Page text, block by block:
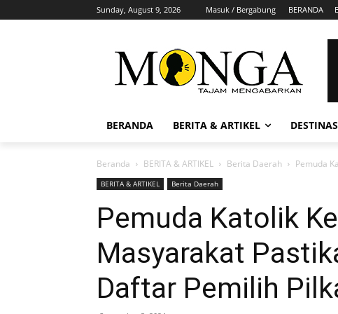
Sunday, August 9, 2026 Masuk / Bergabung BERANDA
BERANDA BERITA & ARTIKEL
Beranda BERITA & ARTIKEL Berita Daerah Pemuda
BERITA & ARTIKEL Berita Daerah
Pemuda Katolik
Masyarakat
Daftar Pemilih